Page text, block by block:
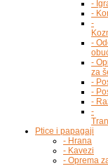
-
-
-
-
-
za
-
-
-
-
Ptice i papagaji
- Hrana
- Kavezi
- Oprema